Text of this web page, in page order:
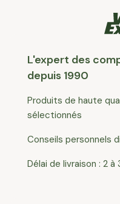
L'expert des
depuis 1990
Produits de haute
sélectionnés
Conseils personnels
Délai de livraison : 2 à